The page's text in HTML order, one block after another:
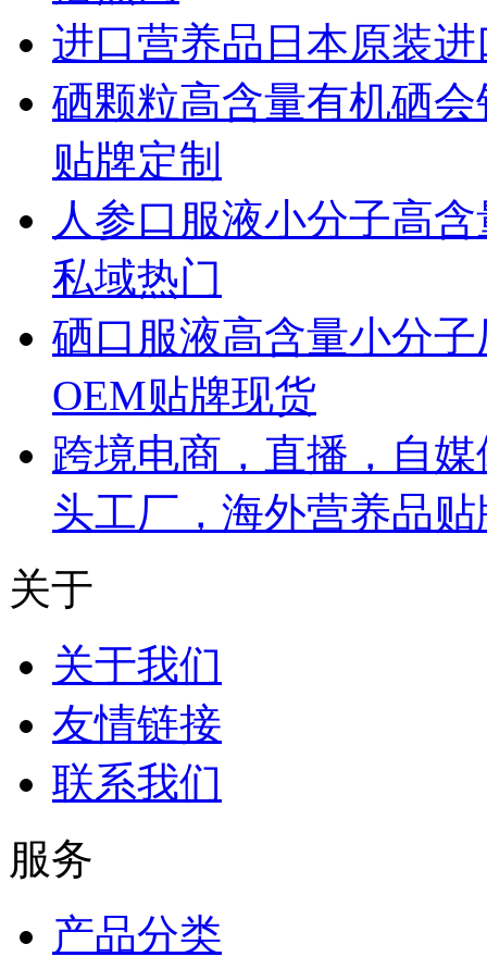
进口营养品日本原装
硒颗粒高含量有机硒
贴牌定制
人参口服液小分子高
私域热门
硒口服液高含量小分
OEM贴牌现货
跨境电商，直播，自
头工厂，海外营养品贴
关于
关于我们
友情链接
联系我们
服务
产品分类